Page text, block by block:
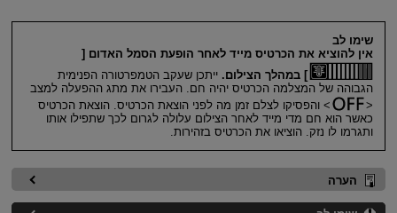
שימו לב
אין להוציא את הכרטיס מייד לאחר הופעת הסמל האדום [
] במהלך הצילום. ייתכן שעקב הטמפרטורה הפנימית
הגבוהה של המצלמה הכרטיס יהיה חם. העבירו את מתג ההפעלה למצב
והפסיקו לצלם זמן מה לפני הוצאת הכרטיס. הוצאת הכרטיס
כאשר הוא חם מדי מייד לאחר הצילום עלולה לגרום לכך שתפילו אותו
ותגרמו לו נזק. הוציאו את הכרטיס בזהירות.
הערה